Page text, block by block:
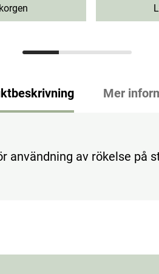
Mer
användning av rökelse på